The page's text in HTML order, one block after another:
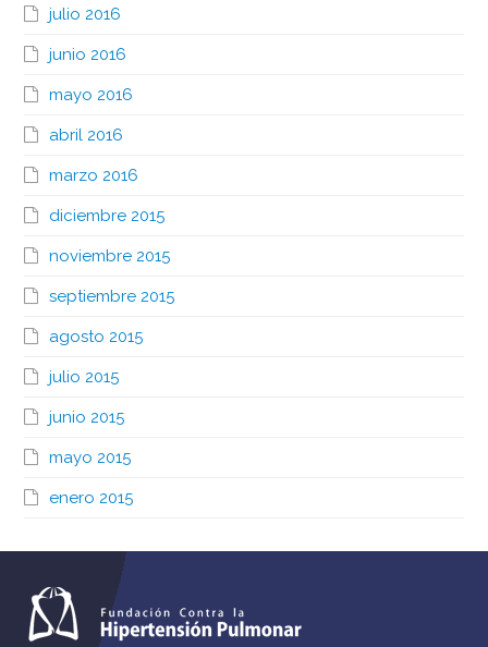
julio 2016
junio 2016
mayo 2016
abril 2016
marzo 2016
diciembre 2015
noviembre 2015
septiembre 2015
agosto 2015
julio 2015
junio 2015
mayo 2015
enero 2015